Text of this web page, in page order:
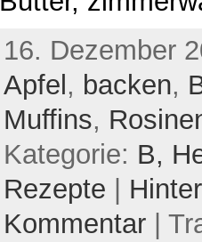
16. Dezember
Apfel , backen,
Muffins,
Kategorie: B,
Rezepte
Kommentar|